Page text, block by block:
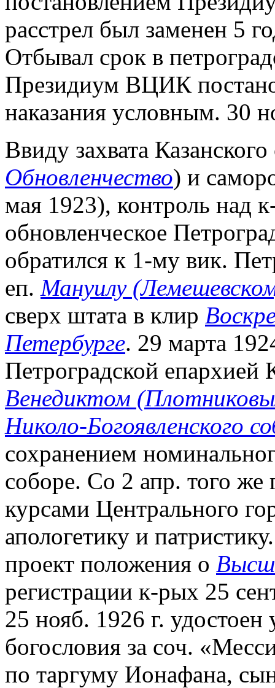
расстрел был заменен 5
Отбывал срок в
Президиум ВЦИК
наказания условным. 30
Ввиду захвата
Обновленчество) и
мая 1923), контроль над
обновленческое
обратился к 1-му вик.
еп. Мануилу
сверх штата в клир
Петербурге. 29 марта
Петроградской
Венедиктом
Николо-Богоявленского
сохранением
соборе. Со 2 апр. того же
курсами Центрального
апологетику и
проект положения о
регистрации к-рых 25
25 нояб. 1926 г. удостоен
богословия за соч.
по таргуму Ионафана,